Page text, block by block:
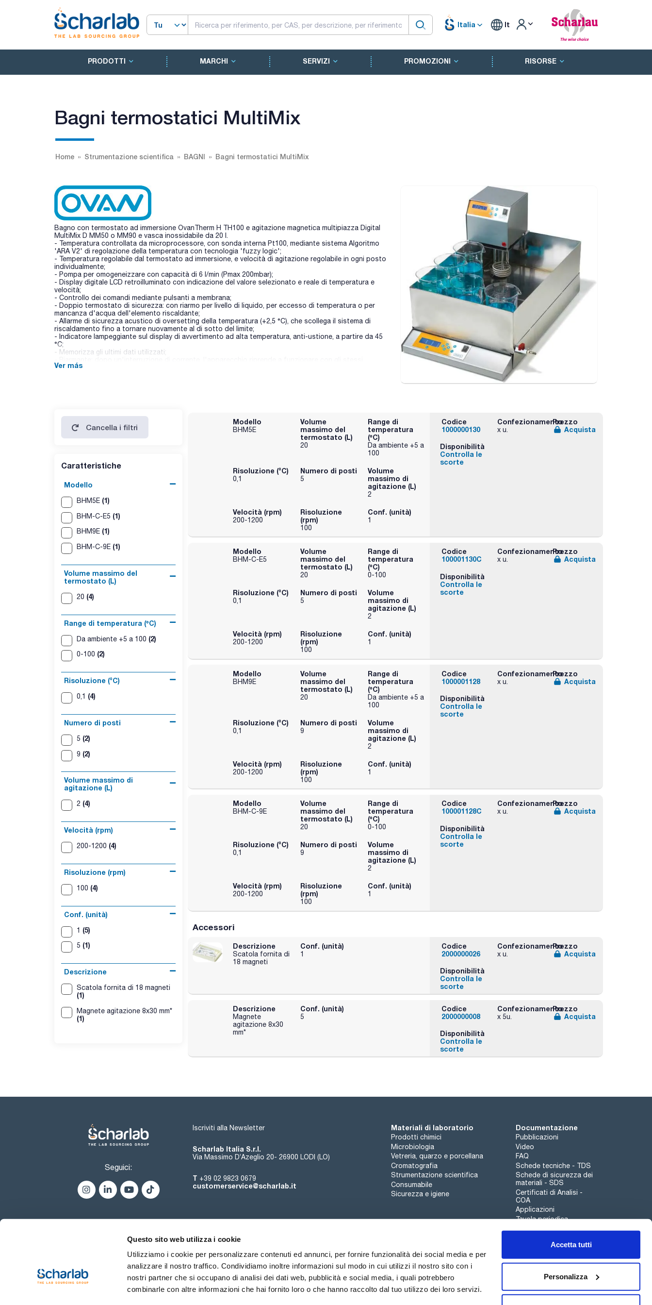
Questo sito web utilizza i cookie
Utilizziamo i cookie per personalizzare contenuti ed annunci, per fornire funzionalità dei social media e per
analizzare il nostro traffico. Condividiamo inoltre informazioni sul modo in cui utilizzi il nostro sito con i
nostri partner che si occupano di analisi dei dati web, pubblicità e social media, i quali potrebbero
combinarle con altre informazioni che hai fornito loro o che hanno raccolto dal tuo utilizzo dei loro servizi.
Accetta tutti
Personalizza
Italia It
PRODOTTI MARCHI SERVIZI PROMOZIONI RISORSE
Bagni termostatici MultiMix
Home Strumentazione scientifica BAGNI Bagni termostatici MultiMix
Bagno con termostato ad immersione OvanTherm H TH100 e agitazione magnetica multipiazza Digital
MultiMix D MM50 o MM90 e vasca inossidabile da 20 l.
- Temperatura controllata da microprocessore, con sonda interna Pt100, mediante sistema Algoritmo
'ARA V2' di regolazione della temperatura con tecnologia 'fuzzy logic';
- Temperatura regolabile dal termostato ad immersione, e velocità di agitazione regolabile in ogni posto
individualmente;
- Pompa per omogeneizzare con capacità di 6 l/min (Pmax 200mbar);
- Display digitale LCD retroilluminato con indicazione del valore selezionato e reale di temperatura e
velocità;
- Controllo dei comandi mediante pulsanti a membrana;
- Doppio termostato di sicurezza: con riarmo per livello di liquido, per eccesso di temperatura o per
mancanza d'acqua dell'elemento riscaldante;
- Allarme di sicurezza acustico di oversetting della temperatura (+2,5 °C), che scollega il sistema di
riscaldamento fino a tornare nuovamente al di sotto del limite;
- Indicatore lampeggiante sul display di avvertimento ad alta temperatura, anti-ustione, a partire da 45
°C;
- Memorizza gli ultimi dati utilizzati;
parametri che aveva in precedenza. Un indicatore di presenza appare sullo schermo;
L'apparecchio viene fornito con 5 o 9 barre magnetiche da 8x30 mm.
Ver más
Cancella i filtri
Caratteristiche
Modello
BHM5E (1)
BHM-C-E5 (1)
BHM9E (1)
BHM-C-9E (1)
Volume massimo del
termostato (L)
20 (4)
Range di temperatura (ºC)
Da ambiente +5 a 100 (2)
0-100 (2)
Risoluzione (°C)
0,1 (4)
Numero di posti
5 (2)
9 (2)
Volume massimo di
agitazione (L)
2 (4)
Velocità (rpm)
200-1200 (4)
Risoluzione (rpm)
100 (4)
Conf. (unità)
1 (5)
5 (1)
Descrizione
Scatola fornita di 18 magneti
(1)
Magnete agitazione 8x30 mm*
(1)
Modello
BHM5E
Volume
massimo del
termostato (L)
20
Range di
temperatura
(ºC)
Da ambiente +5 a
100
Risoluzione (°C)
0,1
Numero di posti
5
Volume
massimo di
agitazione (L)
2
Velocità (rpm)
200-1200
Risoluzione
(rpm)
100
Conf. (unità)
1
Codice
1000000130
Confezionamento
x u.
Prezzo
Acquista
Disponibilità
Controlla le
scorte
Modello
BHM-C-E5
Volume
massimo del
termostato (L)
20
Range di
temperatura
(ºC)
0-100
Risoluzione (°C)
0,1
Numero di posti
5
Volume
massimo di
agitazione (L)
2
Velocità (rpm)
200-1200
Risoluzione
(rpm)
100
Conf. (unità)
1
Codice
100001130C
Confezionamento
x u.
Prezzo
Acquista
Disponibilità
Controlla le
scorte
Modello
BHM9E
Volume
massimo del
termostato (L)
20
Range di
temperatura
(ºC)
Da ambiente +5 a
100
Risoluzione (°C)
0,1
Numero di posti
9
Volume
massimo di
agitazione (L)
2
Velocità (rpm)
200-1200
Risoluzione
(rpm)
100
Conf. (unità)
1
Codice
1000001128
Confezionamento
x u.
Prezzo
Acquista
Disponibilità
Controlla le
scorte
Modello
BHM-C-9E
Volume
massimo del
termostato (L)
20
Range di
temperatura
(ºC)
0-100
Risoluzione (°C)
0,1
Numero di posti
9
Volume
massimo di
agitazione (L)
2
Velocità (rpm)
200-1200
Risoluzione
(rpm)
100
Conf. (unità)
1
Codice
100001128C
Confezionamento
x u.
Prezzo
Acquista
Disponibilità
Controlla le
scorte
Accessori
Descrizione
Scatola fornita di
18 magneti
Conf. (unità)
1
Codice
2000000026
Confezionamento
x u.
Prezzo
Acquista
Disponibilità
Controlla le
scorte
Descrizione
Magnete
agitazione 8x30
mm*
Conf. (unità)
5
Codice
2000000008
Confezionamento
x 5u.
Prezzo
Acquista
Disponibilità
Controlla le
scorte
Seguici:
Iscriviti alla Newsletter
Scharlab Italia S.r.l.
Via Massimo D’Azeglio 20- 26900 LODI (LO)
T +39 02 9823 0679
customerservice@scharlab.it
Materiali di laboratorio
Prodotti chimici
Microbiologia
Vetreria, quarzo e porcellana
Cromatografia
Strumentazione scientifica
Consumabile
Sicurezza e igiene
Documentazione
Pubblicazioni
Video
FAQ
Schede tecniche - TDS
Schede di sicurezza dei
materiali - SDS
Certificati di Analisi -
COA
Applicazioni
Tavola periodica
Canale di segnalazioni
Chi siamo Eventi Contatto Novità
Termini di utilizzo Condizioni di vendita Politica sui cookie Politica sulla riservatezza Qualità Sostenibilità